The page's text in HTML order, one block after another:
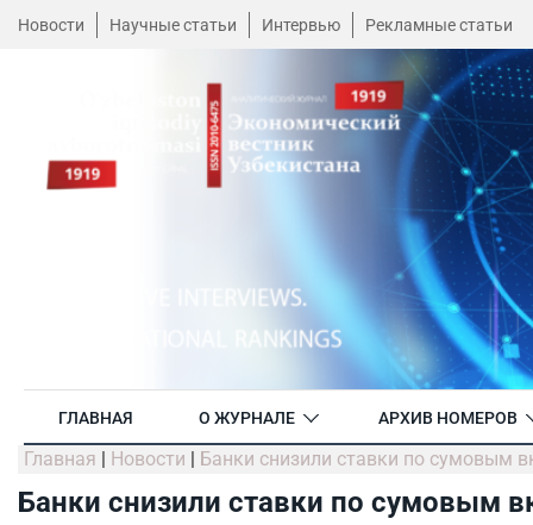
Новости Научные статьи Интервью Рекламные статьи
ГЛАВНАЯ О ЖУРНАЛЕ АРХИВ НОМЕРОВ
Главная | Новости | Банки снизили ставки по сумовым
Банки снизили ставки по сумовым